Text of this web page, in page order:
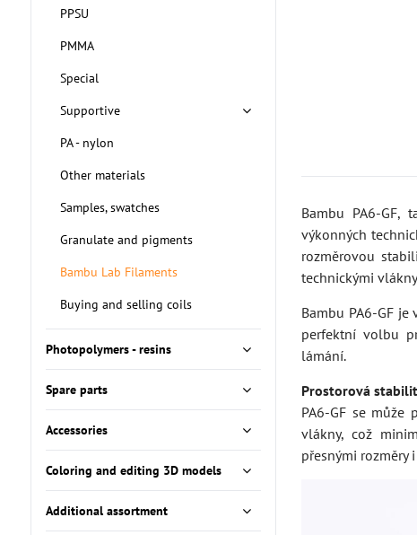
Bambu PA6-
výkonných
rozměrovou
technickými
Bambu PA6-GF
perfektní volbu
lámání.
Prostorová
PA6-GF se
vlákny, což
přesnými rozměry
PPSU
PMMA
Special
Supportive
PA - nylon
Other materials
Samples, swatches
Granulate and pigments
Bambu Lab Filaments
Buying and selling coils
Photopolymers - resins
Spare parts
Accessories
Coloring and editing 3D models
Additional assortment